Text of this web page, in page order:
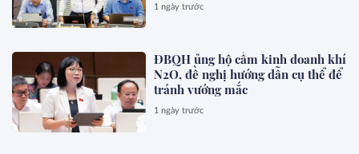
1 ngày trước
ĐBQH ủng hộ cấm kinh doanh khí
N2O, đề nghị hướng dẫn cụ thể để
tránh vướng mắc
1 ngày trước